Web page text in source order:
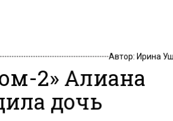
Автор:Ирина
2» Алиана
дочь